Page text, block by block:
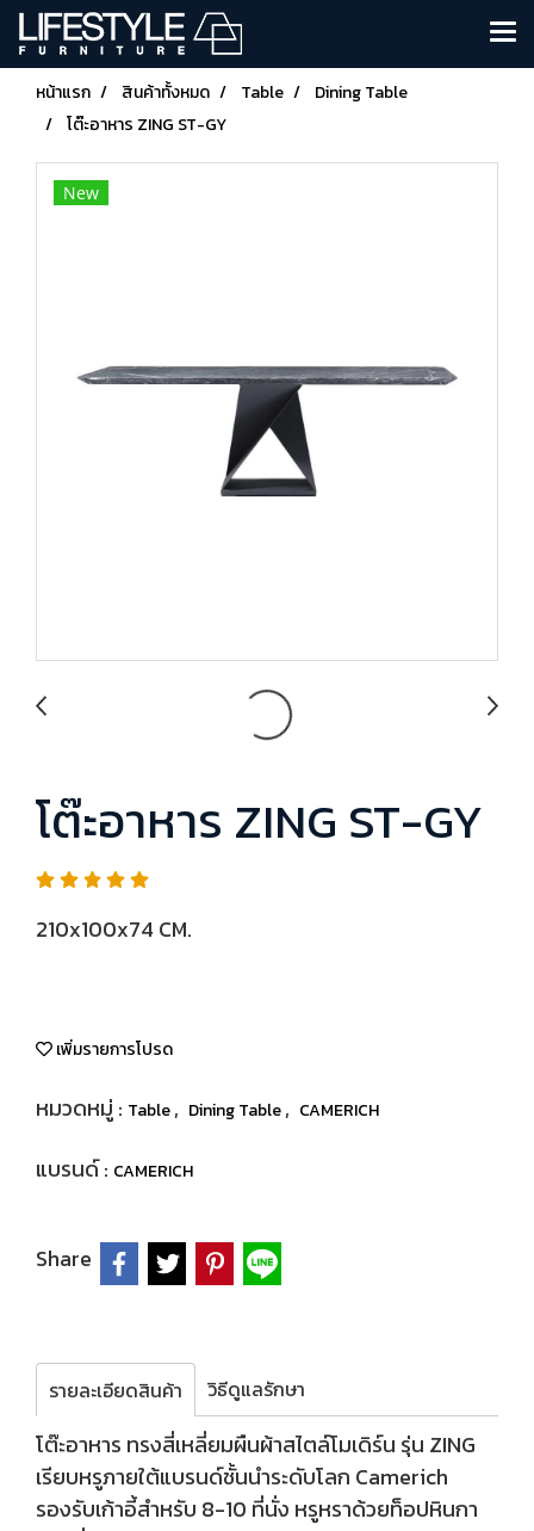
หน้าแรก สินค้าทั้งหมด Table
Dining Table
โต๊ะอาหาร ZING ST-GY
New
โต๊ะอาหาร ZING ST-GY
210x100x74 CM.
เพิ่มรายการโปรด
หมวดหมู่ : Table, Dining Table, CAMERICH
แบรนด์ : CAMERICH
Share
รายละเอียดสินค้า วิธีดูแลรักษา
โต๊ะอาหาร ทรงสี่เหลี่ยมผืนผ้าสไตล์โมเดิร์น รุ่น ZING
เรียบหรูภายใต้แบรนด์ชั้นนำระดับโลก Camerich
รองรับเก้าอี้สำหรับ 8-10 ที่นั่ง หรูหราด้วยท็อปหินกา